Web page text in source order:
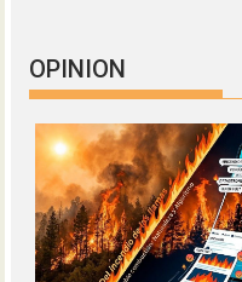
OPINION